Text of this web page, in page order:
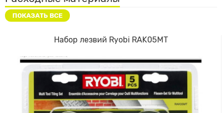
ПОКАЗАТЬ ВСЕ
Набор лезвий Ryobi RAK05MT